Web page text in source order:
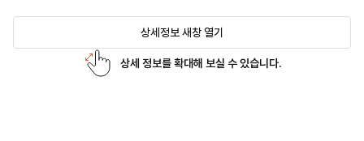
상세정보 새창 열기
상세 정보를 확대해 보실 수 있습니다.